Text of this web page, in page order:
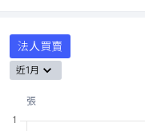
法人買賣
近1月